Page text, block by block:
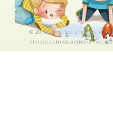
© 2010-2026 При використаннi
ditvora.com.ua активне